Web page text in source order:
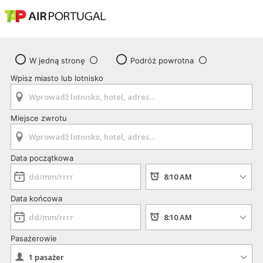
W jedną stronę
Podróż powrotna
Wpisz miasto lub lotnisko
Miejsce zwrotu
Data początkowa
Data końcowa
Pasażerowie